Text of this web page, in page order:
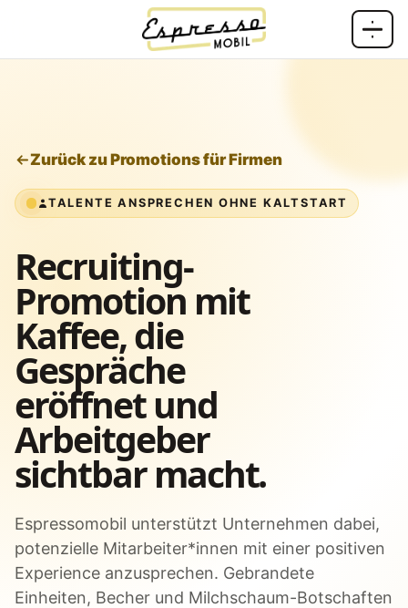
Zurück zu Promotions für Firmen
TALENTE ANSPRECHEN OHNE KALTSTART
Recruiting-
Promotion mit
Kaffee, die
Gespräche
eröffnet und
Arbeitgeber
sichtbar macht.
Espressomobil unterstützt Unternehmen dabei,
potenzielle Mitarbeiter*innen mit einer positiven
Experience anzusprechen. Gebrandete
Einheiten, Becher und Milchschaum-Botschaften